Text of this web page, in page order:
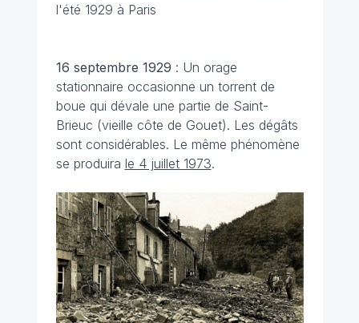
l'été 1929 à Paris
16 septembre 1929 : Un orage
stationnaire occasionne un torrent de
boue qui dévale une partie de Saint-
Brieuc (vieille côte de Gouet). Les dégâts
sont considérables. Le même phénomène
se produira le 4 juillet 1973.